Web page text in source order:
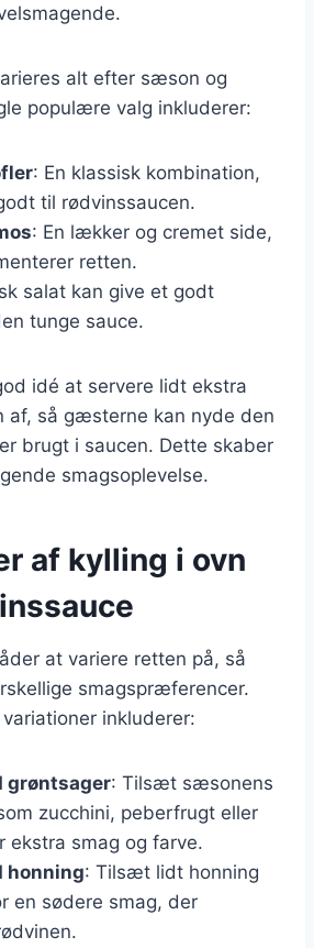
alt efter sæson og
populære valg inkluderer:
: En klassisk kombination,
til rødvinssaucen.
: En lækker og cremet side,
retten.
salat kan give et godt
tunge sauce.
idé at servere lidt ekstra
af, så gæsterne kan nyde den
brugt i saucen. Dette skaber
smagsoplevelse.
af kylling i ovn
at variere retten på, så
smagspræferencer.
inkluderer:
grøntsager: Tilsæt sæsonens
zucchini, peberfrugt eller
ekstra smag og farve.
honning: Tilsæt lidt honning
en sødere smag, der